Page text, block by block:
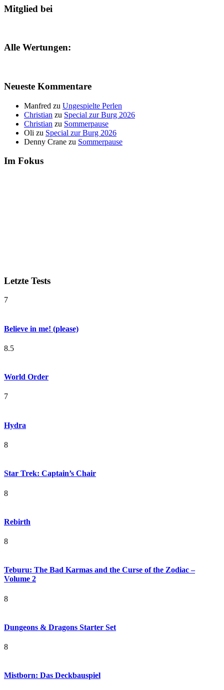
Mitglied bei
Alle Wertungen:
Neueste Kommentare
Manfred zu Ungespielte Perlen
Christian zu Special zur Burg 2026
Christian zu Sommerpause
Oli zu Special zur Burg 2026
Denny Crane zu Sommerpause
Im Fokus
Letzte Tests
7
Believe in me! (please)
8.5
World Order
7
Hydra
8
Star Trek: Captain’s Chair
8
Rebirth
8
Teburu: The Bad Karmas and the Curse of the Zodiac –
Volume 2
8
Dungeons & Dragons Starter Set
8
Mistborn: Das Deckbauspiel